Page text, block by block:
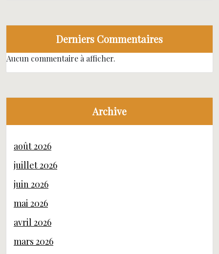
Derniers Commentaires
Aucun commentaire à afficher.
Archive
août 2026
juillet 2026
juin 2026
mai 2026
avril 2026
mars 2026